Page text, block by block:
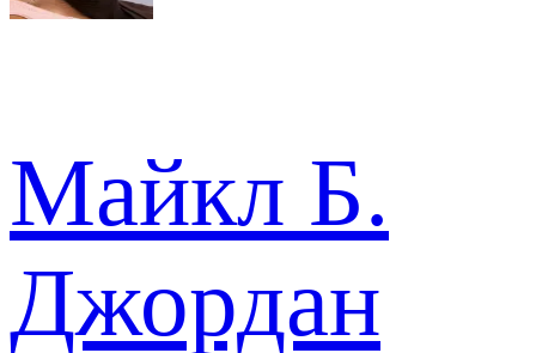
Майкл Б.
Джордан